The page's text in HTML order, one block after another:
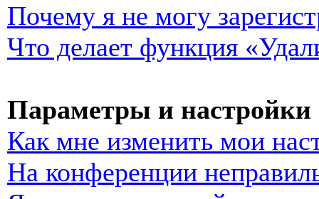
Почему я не могу
Что делает функция
Параметры и настройки
Как мне изменить мои
На конференции